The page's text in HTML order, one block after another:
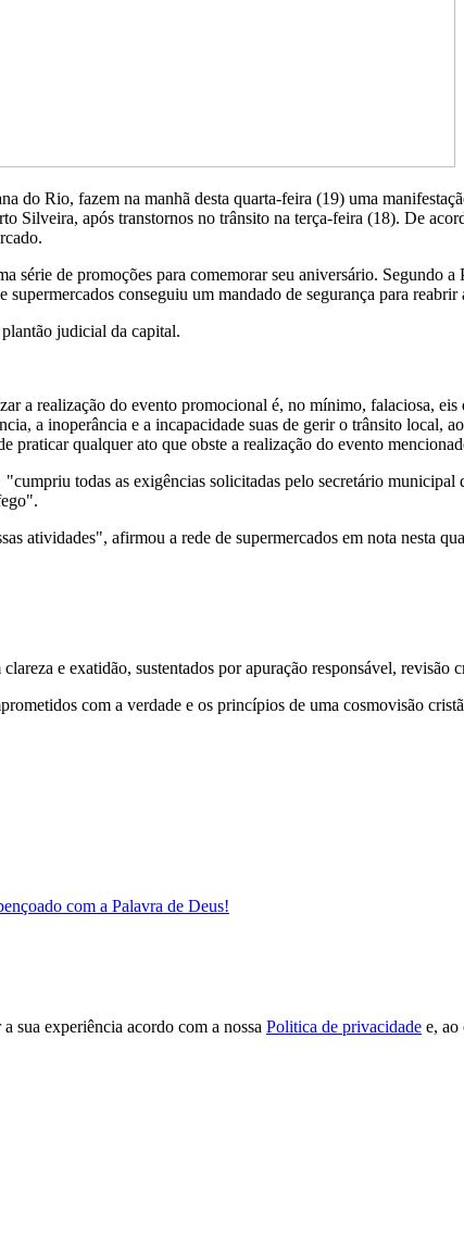
do Rio, fazem na manhã desta quarta-feira (19) uma
Silveira, após transtornos no trânsito na terça-feira (18). De
série de promoções para comemorar seu aniversário. Segundo
conseguiu um mandado de segurança para
judicial da capital.
a realização do evento promocional é, no mínimo, falaciosa,
a inoperância e a incapacidade suas de gerir o trânsito local,
praticar qualquer ato que obste a realização do evento
todas as exigências solicitadas pelo secretário
atividades", afirmou a rede de supermercados em nota nesta
e exatidão, sustentados por apuração responsável, revisão
com a verdade e os princípios de uma cosmovisão
com a Palavra de Deus!
sua experiência acordo com a nossa Politica de privacidade e, ao